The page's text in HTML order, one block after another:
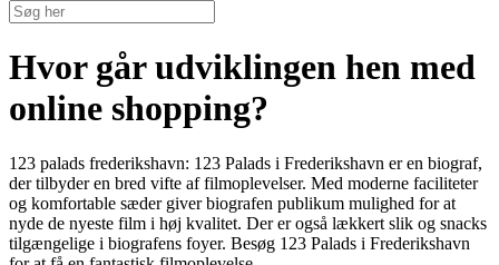
Hvor går udviklingen hen med
online shopping?
123 palads frederikshavn: 123 Palads i Frederikshavn er en biograf,
der tilbyder en bred vifte af filmoplevelser. Med moderne faciliteter
og komfortable sæder giver biografen publikum mulighed for at
nyde de nyeste film i høj kvalitet. Der er også lækkert slik og snacks
tilgængelige i biografens foyer. Besøg 123 Palads i Frederikshavn